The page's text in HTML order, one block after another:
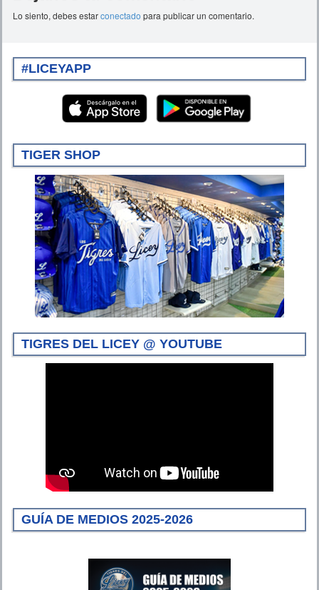
Lo siento, debes estarconectado para publicar un comentario.
#LICEYAPP
TIGER SHOP
TIGRES DEL LICEY @ YOUTUBE
GUÍA DE MEDIOS 2025-2026